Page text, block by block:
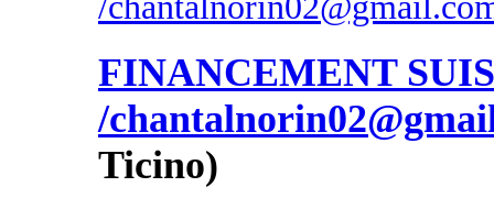
FINANCEMENT
/
Ticino)